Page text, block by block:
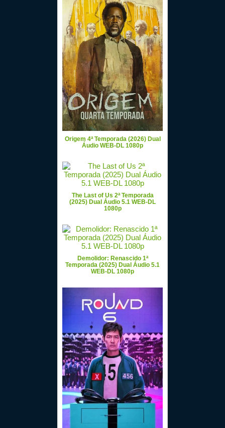
Origem 4ª Temporada (2026) Dual
Áudio WEB-DL 1080p
The Last of Us 2ª Temporada
(2025) Dual Áudio 5.1 WEB-DL
1080p
Demolidor: Renascido 1ª
Temporada (2025) Dual Áudio 5.1
WEB-DL 1080p